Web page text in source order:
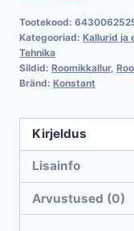
Tootekood:
Kategooriad: Kallurid ja
Tehnika
Sildid: Roomikkallur,
Bränd: Konstant
Kirjeldus
Lisainfo
Arvustused (0)